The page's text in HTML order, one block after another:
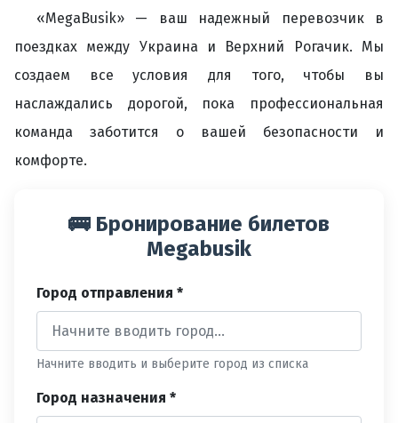
«MegaBusik» — ваш надежный перевозчик в
поездках между Украина и Верхний Рогачик. Мы
создаем все условия для того, чтобы вы
наслаждались дорогой, пока профессиональная
команда заботится о вашей безопасности и
комфорте.
🚌 Бронирование билетов
Megabusik
Город отправления *
Начните вводить и выберите город из списка
Город назначения *